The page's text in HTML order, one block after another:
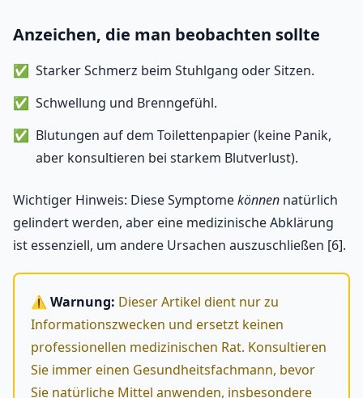
Anzeichen, die man beobachten sollte
Starker Schmerz beim Stuhlgang oder Sitzen.
Schwellung und Brenngefühl.
Blutungen auf dem Toilettenpapier (keine Panik,
aber konsultieren bei starkem Blutverlust).
Wichtiger Hinweis: Diese Symptomekönnen natürlich
gelindert werden, aber eine medizinische Abklärung
ist essenziell, um andere Ursachen auszuschließen [6].
⚠️ Warnung: Dieser Artikel dient nur zu
Informationszwecken und ersetzt keinen
professionellen medizinischen Rat. Konsultieren
Sie immer einen Gesundheitsfachmann, bevor
Sie natürliche Mittel anwenden, insbesondere